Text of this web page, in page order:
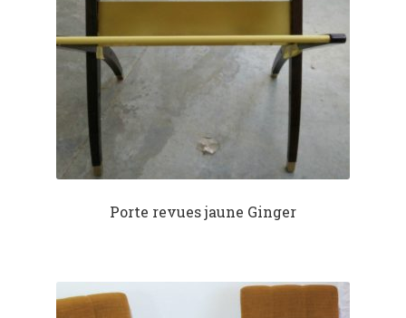
Porte revues jaune Ginger